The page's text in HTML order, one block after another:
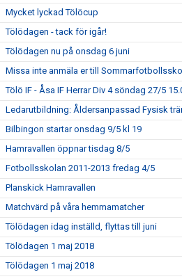
Mycket lyckad Tölöcup
Tölödagen - tack för igår!
Tölödagen nu på onsdag 6 juni
Missa inte anmäla er till
Tölö IF - Åsa IF Herrar Div 4 söndag 27/5
Ledarutbildning: Åldersanpassad Fysisk
Bilbingon startar onsdag 9/5 kl 19
Hamravallen öppnar tisdag 8/5
Fotbollsskolan 2011-2013 fredag 4/5
Planskick Hamravallen
Matchvärd på våra hemmamatcher
Tölödagen idag inställd, flyttas till juni
Tölödagen 1 maj 2018
Tölödagen 1 maj 2018